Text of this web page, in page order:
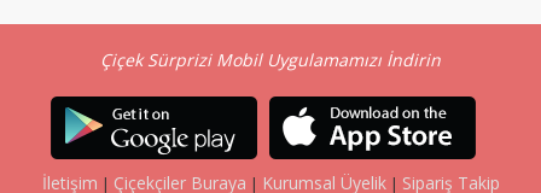
Çiçek Sürprizi Mobil Uygulamamızı İndirin
İletişim | Çiçekçiler Buraya | Kurumsal Üyelik| Sipariş Takip